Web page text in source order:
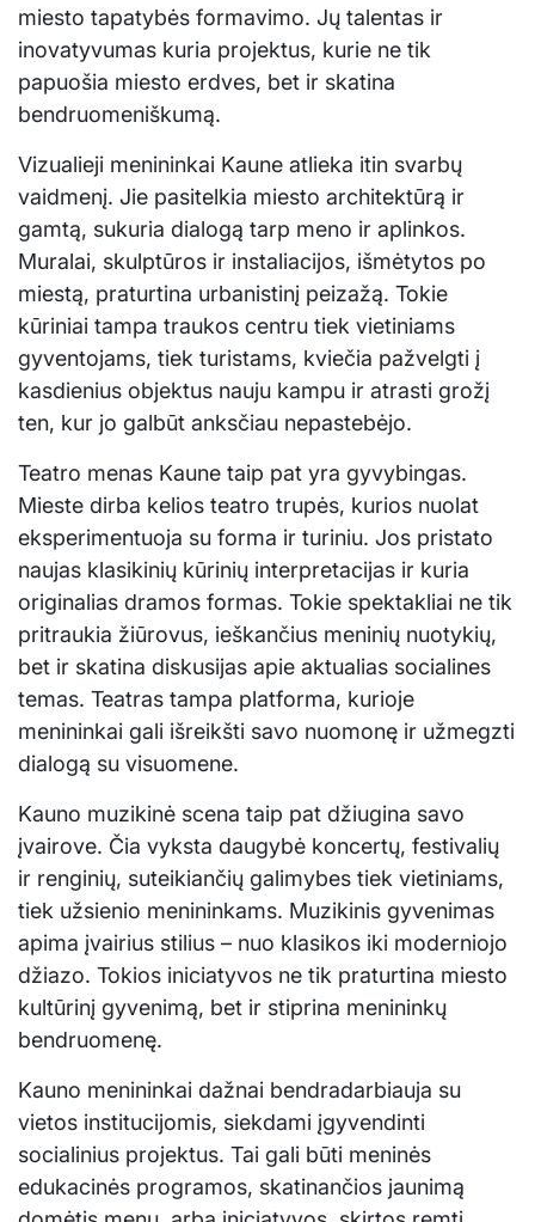
miesto tapatybės formavimo. Jų talentas ir
inovatyvumas kuria projektus, kurie ne tik
papuošia miesto erdves, bet ir skatina
bendruomeniškumą.
Vizualieji menininkai Kaune atlieka itin svarbų
vaidmenį. Jie pasitelkia miesto architektūrą ir
gamtą, sukuria dialogą tarp meno ir aplinkos.
Muralai, skulptūros ir instaliacijos, išmėtytos po
miestą, praturtina urbanistinį peizažą. Tokie
kūriniai tampa traukos centru tiek vietiniams
gyventojams, tiek turistams, kviečia pažvelgti į
kasdienius objektus nauju kampu ir atrasti grožį
ten, kur jo galbūt anksčiau nepastebėjo.
Teatro menas Kaune taip pat yra gyvybingas.
Mieste dirba kelios teatro trupės, kurios nuolat
eksperimentuoja su forma ir turiniu. Jos pristato
naujas klasikinių kūrinių interpretacijas ir kuria
originalias dramos formas. Tokie spektakliai ne tik
pritraukia žiūrovus, ieškančius meninių nuotykių,
bet ir skatina diskusijas apie aktualias socialines
temas. Teatras tampa platforma, kurioje
menininkai gali išreikšti savo nuomonę ir užmegzti
dialogą su visuomene.
Kauno muzikinė scena taip pat džiugina savo
įvairove. Čia vyksta daugybė koncertų, festivalių
ir renginių, suteikiančių galimybes tiek vietiniams,
tiek užsienio menininkams. Muzikinis gyvenimas
apima įvairius stilius – nuo klasikos iki moderniojo
džiazo. Tokios iniciatyvos ne tik praturtina miesto
kultūrinį gyvenimą, bet ir stiprina menininkų
bendruomenę.
Kauno menininkai dažnai bendradarbiauja su
vietos institucijomis, siekdami įgyvendinti
socialinius projektus. Tai gali būti meninės
edukacinės programos, skatinančios jaunimą